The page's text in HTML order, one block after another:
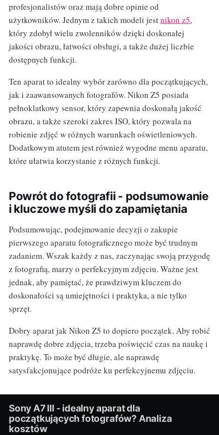
profesjonalistów oraz mają dobre opinie od
użytkowników. Jednym z takich modeli jestnikon z5,
który zdobył wielu zwolenników dzięki doskonałej
jakości obrazu, łatwości obsługi, a także dużej liczbie
dostępnych funkcji.
Ten aparat to idealny wybór zarówno dla początkujących,
jak i zaawansowanych fotografów. Nikon Z5 posiada
pełnoklatkowy sensor, który zapewnia doskonałą jakość
obrazu, a także szeroki zakres ISO, który pozwala na
robienie zdjęć w różnych warunkach oświetleniowych.
Dodatkowym atutem jest również wygodne menu aparatu,
które ułatwia korzystanie z różnych funkcji.
Powrót do fotografii - podsumowanie
i kluczowe myśli do zapamiętania
Podsumowując, podejmowanie decyzji o zakupie
pierwszego aparatu fotograficznego może być trudnym
zadaniem. Wszak każdy z nas, zaczynając swoją przygodę
z fotografią, marzy o perfekcyjnym zdjęciu. Ważne jest
jednak, aby pamiętać, że prawdziwym kluczem do
doskonałości są umiejętności i praktyka, a nie tylko
sprzęt.
Dobry aparat jak Nikon Z5 to dopiero początek. Aby robić
naprawdę dobre zdjęcia, trzeba poświęcić czas na naukę i
praktykę. To może być długie, ale naprawdę
satysfakcjonujące podróże ku perfekcyjnemu zdjęciu.
Sony A7 III - idealny aparat dla
początkujących fotografów? Analiza
kosztów